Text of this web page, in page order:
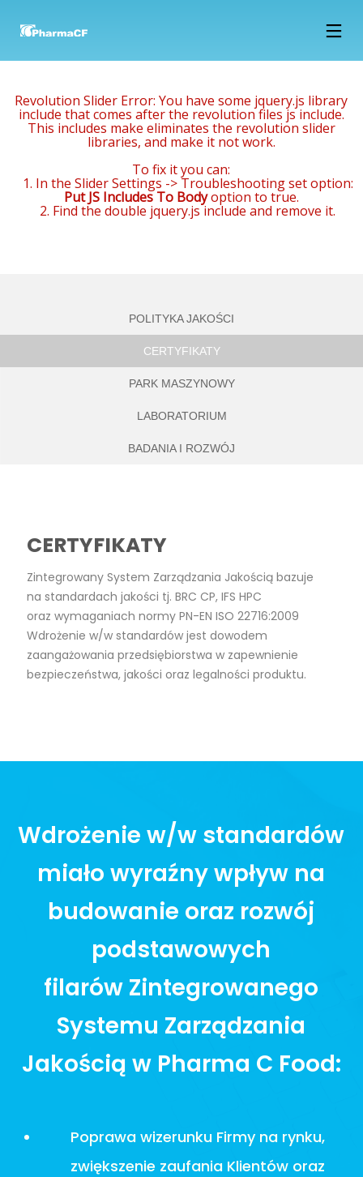
15
2018
NOWOCZESNE
LABORATORIUM
B+R JUŻ
14
2018
PREPARAT
Z OLEJKIEM
DRZEWA
14
2018
NAZWA:
PRODUKT
TESTOWY, 330
GRUDZIEŃ
2017
OFERTA
27
GRUDZIEŃ
2017
PHARMA CF
Revolution Slider Error: You have some jquery.js library
include that comes after the revolution files js include.
This includes make eliminates the revolution slider
libraries, and make it not work.
To fix it you can:
1. In the Slider Settings -> Troubleshooting set option:
Put JS Includes To Bodyoption to true.
2. Find the double jquery.js include and remove it.
POLITYKA JAKOŚCI
CERTYFIKATY
PARK MASZYNOWY
LABORATORIUM
BADANIA I ROZWÓJ
CERTYFIKATY
Zintegrowany System Zarządzania Jakością bazuje
na standardach jakości tj. BRC CP, IFS HPC
oraz wymaganiach normy PN-EN ISO 22716:2009
Wdrożenie w/w standardów jest dowodem
zaangażowania przedsiębiorstwa w zapewnienie
bezpieczeństwa, jakości oraz legalności produktu.
Wdrożenie w/w standardów
miało wyraźny wpływ na
budowanie oraz rozwój
podstawowych
filarów Zintegrowanego
Systemu Zarządzania
Jakością w Pharma C Food:
Poprawa wizerunku Firmy na rynku,
zwiększenie zaufania Klientów oraz